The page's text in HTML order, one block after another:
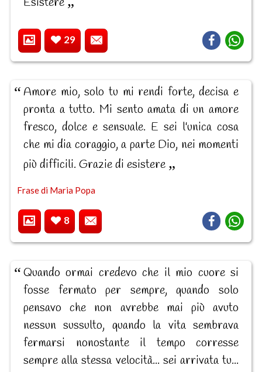
29
Amore mio, solo tu mi rendi forte, decisa e
pronta a tutto. Mi sento amata di un amore
fresco, dolce e sensuale. E sei l'unica cosa
che mi dia coraggio, a parte Dio, nei momenti
più difficili. Grazie di esistere
Frase di Maria Popa
8
Quando ormai credevo che il mio cuore si
fosse fermato per sempre, quando solo
pensavo che non avrebbe mai più avuto
nessun sussulto, quando la vita sembrava
fermarsi nonostante il tempo corresse
sempre alla stessa velocità... sei arrivata tu...